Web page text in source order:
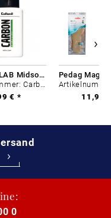
CARBON LAB Midsole Cleaner
Artikelnummer: Carbon-0
€ *
11,99
0